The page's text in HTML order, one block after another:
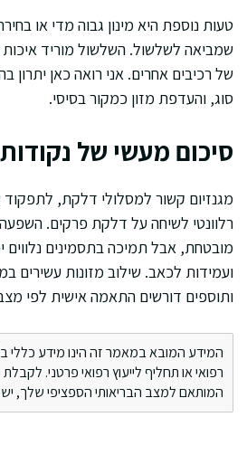
טעות נוספת היא מינון גבוה מדי או
שמביאה לשלשול. השלשול מוריד איכות
של רכיבים אחרים. אני רואה כאן
סוג, והעדפת מזון כמקור בסיסי.
סיכום מעשי של
מגנזיום קשור למסלולי דלקת, לתפקוד
רלוונטי לשיחה על דלקת פרקים.
מובטחת, אבל תמיכה בתסמינים נלווים
ועמידות לכאב. שילוב מזונות עשירים
ותוספים דורשים התאמה אישית לפי
המידע המובא במאמר זה הינו מידע כללי
רפואי או תחליף לייעוץ רפואי פרטני. לקבלת
המותאם למצב הבריאותי הספציפי שלך, יש